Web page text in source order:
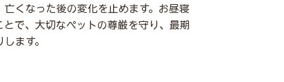
くなった後の変化を止めます。お昼寝
で、大切なペットの尊厳を守り、最期
ます。